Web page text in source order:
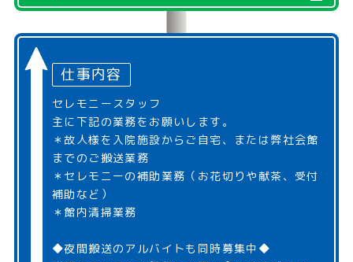
仕事内容
セレモニースタッフ
主に下記の業務をお願いします。
＊故人様を入院施設からご自宅、または弊社会館
までのご搬送業務
＊セレモニーの補助業務（お花切りや献茶、受付
補助など）
＊館内清掃業務
◆夜間搬送のアルバイトも同時募集中◆